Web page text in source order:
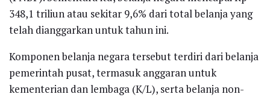
348,1 triliun atau sekitar 9,6% dari total belanja yang
telah dianggarkan untuk tahun ini.
Komponen belanja negara tersebut terdiri dari belanja
pemerintah pusat, termasuk anggaran untuk
kementerian dan lembaga (K/L), serta belanja non-